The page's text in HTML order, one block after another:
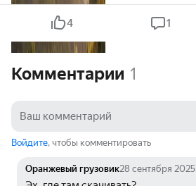
4 1
Комментарии 1
Войдите, чтобы комментировать
Оранжевый грузовик28 сентября 2025